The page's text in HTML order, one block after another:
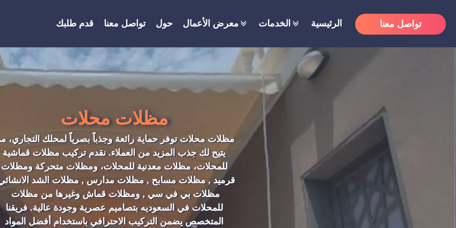
قدم طلبك تواصل معنا حول معرض الأعمال الخدمات الرئيسية تواصل معنا
مظلات محلات
مظلات محلات توفر حماية رائعة وجذباً بصرياً لمحلكالتجاري،
يتيح لك جذب المزيد منالعملاء. نقدم تركيب مظلات قماشية
للمحلات، مظلات معدنية للمحلات، ومظلات متحركة ومظلات
قرميد , مظلات مسابح , مظلات مدارس , مظلات الشد
مظلات بي في سي , ومظلات قماش وغيرها من مظلات
للمحلات في السعوديه بتصاميم عصرية وجودة عالية. فريقنا
المتخصص يضمن التركيب الاحترافي باستخدام أفضل المواد